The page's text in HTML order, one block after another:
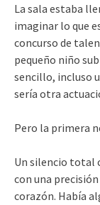
La sala estaba
imaginar lo que
concurso de
pequeño niño
sencillo, incluso
sería otra
Pero la primera
Un silencio total
con una
corazón. Había